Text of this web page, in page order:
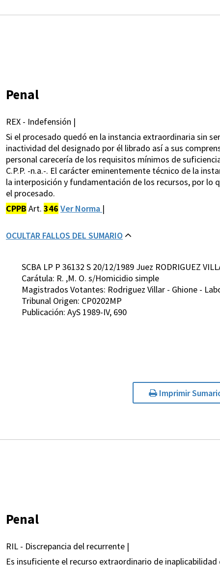
Penal
REX - Indefensión |
Si el procesado quedó en la instancia extraordinaria sin
inactividad del designado por él librado así a sus
personal carecería de los requisitos mínimos de
C.P.P. -n.a.-. El carácter eminentemente técnico de la
la interposición y fundamentación de los recursos, por lo
el procesado.
CPPB Art. 346 Ver Norma |
OCULTAR FALLOS DEL SUMARIO
SCBA LP P 36132 S 20/12/1989 Juez RODRIGUEZ
Carátula: R. ,M. O. s/Homicidio simple
Magistrados Votantes: Rodriguez Villar - Ghione -
Tribunal Origen: CP0202MP
Publicación: AyS 1989-IV, 690
Imprimir
Penal
RIL - Discrepancia del recurrente |
Es insuficiente el recurso extraordinario de